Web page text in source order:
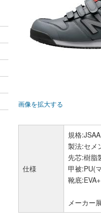
画像を拡大する
仕様
規格
製法:セメ
先芯:樹脂
甲被:PU(
靴底
メーカー